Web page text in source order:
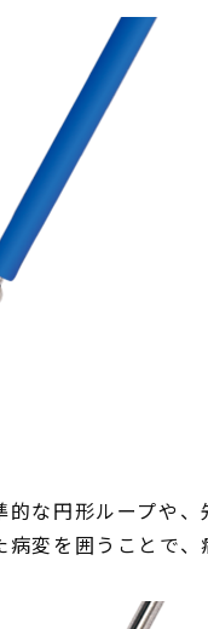
な円形ループや
変を囲うことで、